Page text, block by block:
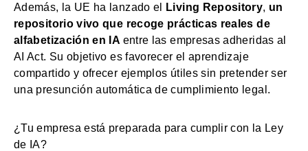
Además, la UE ha lanzado el Living Repository, un
repositorio vivo que recoge prácticas reales de
alfabetización en IA entre las empresas adheridas al
AI Act. Su objetivo es favorecer el aprendizaje
compartido y ofrecer ejemplos útiles sin pretender ser
una presunción automática de cumplimiento legal.
¿Tu empresa está preparada para cumplir con la Ley
de IA?